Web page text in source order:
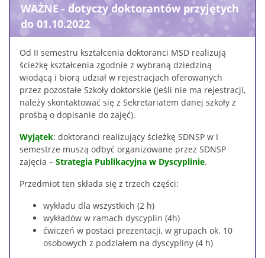
15 grudnia 2025
26 stycznia 2026
2 marca 2026
23 marca 2026
8 grudnia 2025
23 lutego 2026
Zajęcia wg. pomysłu doktorantów
16 marca 2026
3 listopada 2025
1 grudnia 2025
12 stycznia 2026
16 lutego 2026
WAŻNE - dotyczy doktorantów przyjętych
do 01.10.2022
Od II semestru kształcenia doktoranci MSD realizują
ścieżkę kształcenia zgodnie z wybraną dziedziną
wiodącą i biorą udział w rejestracjach oferowanych
przez pozostałe Szkoły doktorskie (jeśli nie ma rejestracji,
należy skontaktować się z Sekretariatem danej szkoły z
prośbą o dopisanie do zajęć).
Wyjątek: doktoranci realizujący ścieżkę SDNSP w I
semestrze muszą odbyć organizowane przez SDNSP
zajęcia – Strategia Publikacyjna w Dyscyplinie.
Przedmiot ten składa się z trzech części:
wykładu dla wszystkich (2 h)
wykładów w ramach dyscyplin (4h)
ćwiczeń w postaci prezentacji, w grupach ok. 10
osobowych z podziałem na dyscypliny (4 h)